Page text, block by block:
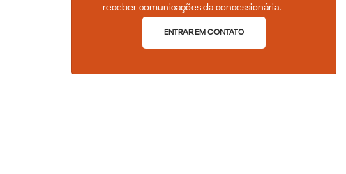
receber comunicações da concessionária.
ENTRAR EM CONTATO